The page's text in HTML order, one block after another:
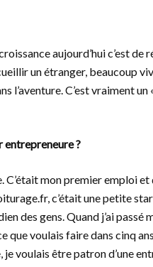
aujourd’hui c’est de
un étranger, beaucoup
l’aventure. C’est vraiment un
entrepreneure ?
mon premier emploi et
c’était une petite
des gens. Quand j’ai passé
que voulais faire dans cinq
voulais être patron d’une